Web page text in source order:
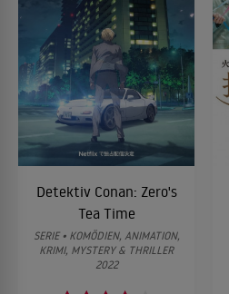
Detektiv Conan: Zero's
Tea Time
SERIE • KOMÖDIEN, ANIMATION,
KRIMI, MYSTERY & THRILLER
2022